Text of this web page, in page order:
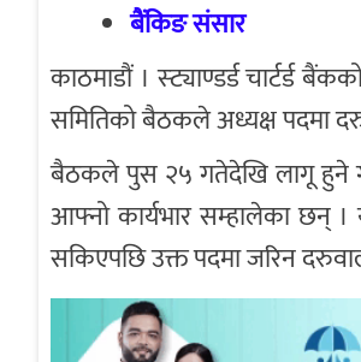
बैंकिङ संसार
काठमाडौं । स्ट्याण्डर्ड चार्टर्ड
समितिको बैठकले अध्यक्ष पदमा
बैठकले पुस २५ गतेदेखि लागू हुने
आफ्नो कार्यभार सम्हालेका छन् ।
सकिएपछि उक्त पदमा जरिन